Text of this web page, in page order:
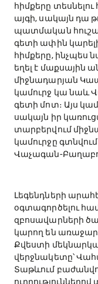
հիմքերը
այգի, սակայն դա
պատմական
գետի ափին
հիմքերը, ինչպես
եղել է մաքսային
միջնադարյան
կամուրջ կա նաև
գետի մոտ։ Այս
սակայն իր
տարբերվում
կամուրջը
Վաչագան-
Լեգենդների
օգտագործելու
զբոսավարների
կարող են
Քվեստի
վերջնակետը՝
Տաթևում